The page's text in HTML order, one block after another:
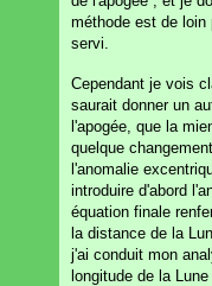
méthode est de loin
servi.
Cependant je vois
saurait donner un
l'apogée, que la
quelque
l'anomalie
introduire d'abord
équation finale
la distance de la
j'ai conduit mon
longitude de la